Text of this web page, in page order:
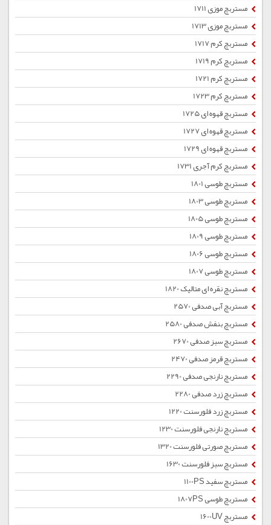
مستربچ موزی 1711
مستربچ موزی 1713
مستربچ کرم 1717
مستربچ کرم 1719
مستربچ کرم 1721
مستربچ کرم 1723
مستربچ قهوه ای 1725
مستربچ قهوه ای 1727
مستربچ قهوه ای 1729
مستربچ کرم آجری 1731
مستربچ طوسی 1801
مستربچ طوسی 1803
مستربچ طوسی 1805
مستربچ طوسی 1809
مستربچ طوسی 1806
مستربچ طوسی 1807
مستربچ نقره ای متالیک 1820
مستربچ آبی صدفی 2570
مستربچ بنفش صدفی 2580
مستربچ سبز صدفی 2670
مستربچ قرمز صدفی 2470
مستربچ نارنجی صدفی 2290
مستربچ زرد صدفی 2280
مستربچ زرد فلورسنت 1220
مستربچ نارنجی فلورسنت 1230
مستربچ صورتی فلورسنت 1320
مستربچ سبز فلورسنت 1630
مستربچ سفید 1100PS
مستربچ طوسی 1807PS
مستربچ 1600UV